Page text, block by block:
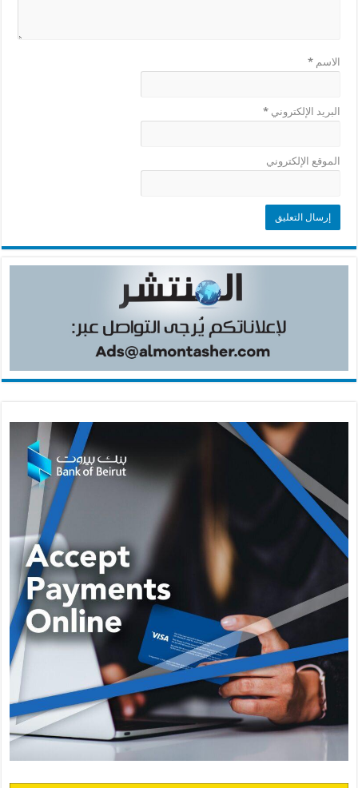
الاسم*
البريد الإلكتروني*
الموقع الإلكتروني